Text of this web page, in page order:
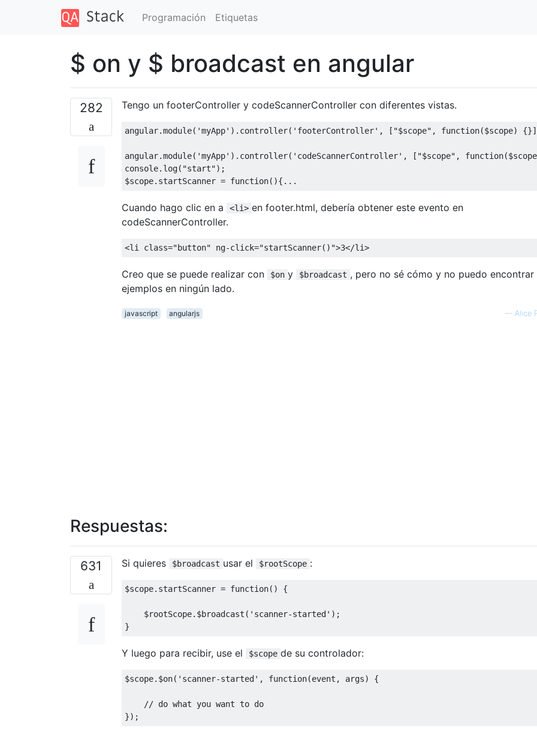
Programación Etiquetas
$ on y $ broadcast en angular
282 Tengo un footerController y codeScannerController con diferentes vistas.
angular.module( 'myApp' ). controller( 'footerController' , [ "$scope" , function($scope)
angular.module( 'myApp' ). controller( 'codeScannerController' , [ "$scope" , function($scope
console. log( "start");
$scope. startScanner = function(){...
Cuando hago clic en a <li> en footer.html, debería obtener este evento en
codeScannerController.
<li class="button" ng-click="startScanner()">3</li>
Creo que se puede realizar con $on y $broadcast , pero no sé cómo y no puedo encontrar
ejemplos en ningún lado.
javascript angularjs — Alice
Respuestas:
631 Si quieres $broadcast usar el $rootScope :
$scope. startScanner = function() {
    $rootScope
. $broadcast ( 'scanner-started' );
}
Y luego para recibir, use el $scope de su controlador:
$scope. $on( 'scanner-started' , function(event , args) {
// do what you want to do
});